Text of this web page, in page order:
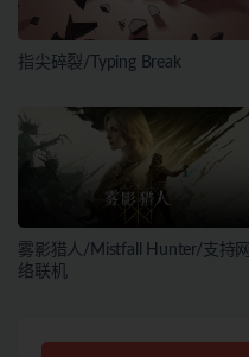
指尖碎裂/Typing Break
雾影猎人/Mistfall Hunter/支持网
络联机